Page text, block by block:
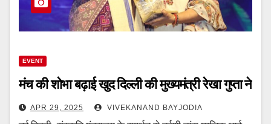
EVENT
मंच की शोभा बढ़ाई खुद दिल्ली की मुख्यमंत्री रेखा गुप्ता ने
APR 29, 2025 VIVEKANAND BAYJODIA